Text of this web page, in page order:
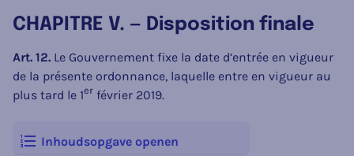
Inhoudsopgave openen
CHAPITRE V. — Disposition finale
Art. 12. Le Gouvernement fixe la date d’entrée en vigueur
de la présente ordonnance, laquelle entre en vigueur au
plus tard le 1er février 2019.